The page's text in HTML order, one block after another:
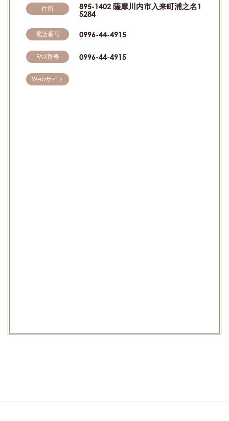
住所 895-1402 薩摩川内市入来町浦之名1
5284
電話番号 0996-44-4915
FAX番号 0996-44-4915
Webサイト